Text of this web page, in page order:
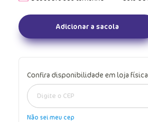
Adicionar a sacola
Confira disponibilidade em loja física
Não sei meu cep